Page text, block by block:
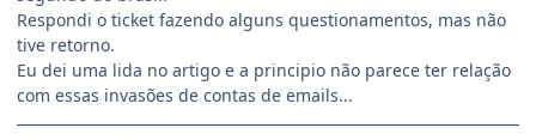
Respondi o ticket fazendo alguns questionamentos, mas não
tive retorno.
Eu dei uma lida no artigo e a principio não parece ter relação
com essas invasões de contas de emails...